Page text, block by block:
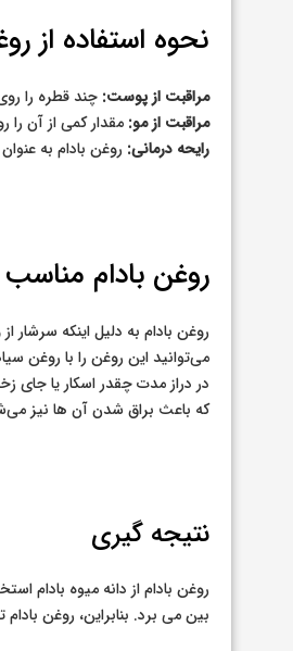
نحوه استفاده از
مراقبت از پوست: چند قطره را
مراقبت از مو: مقدار کمی از آن
رایحه درمانی: روغن بادام به
روغن بادام
می‌توانید این روغن را با روغن
در دراز مدت چقدر اسکار یا جای
که باعث براق شدن آن ها نیز
نتیجه گیری
روغن بادام از دانه میوه بادام
بین می برد. بنابراین، روغن